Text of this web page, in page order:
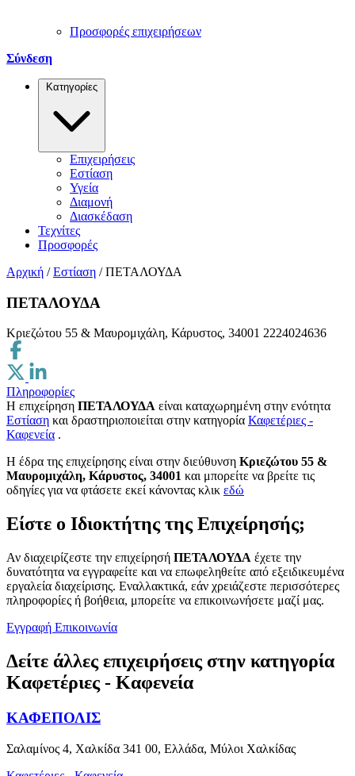
Προσφορές επιχειρήσεων
Σύνδεση
Κατηγορίες
Επιχειρήσεις
Εστίαση
Υγεία
Διαμονή
Διασκέδαση
Τεχνίτες
Προσφορές
Αρχική / Εστίαση / ΠΕΤΑΛΟΥΔΑ
ΠΕΤΑΛΟΥΔΑ
Κριεζώτου 55 & Μαυρομιχάλη, Κάρυστος, 34001 2224024636
Πληροφορίες
Η επιχείρηση ΠΕΤΑΛΟΥΔΑ είναι καταχωρημένη στην ενότητα
Εστίαση και δραστηριοποιείται στην κατηγορία Καφετέριες -
Καφενεία .
H έδρα της επιχείρησης είναι στην διεύθυνση Κριεζώτου 55 &
Μαυρομιχάλη, Κάρυστος, 34001 και μπορείτε να βρείτε τις
οδηγίες για να φτάσετε εκεί κάνοντας κλικ εδώ
Είστε ο Ιδιοκτήτης της Επιχείρησής;
Αν διαχειρίζεστε την επιχείρησή ΠΕΤΑΛΟΥΔΑ έχετε την
δυνατότητα να εγγραφείτε και να επωφεληθείτε από εξειδικευμένα
εργαλεία διαχείρισης. Εναλλακτικά, εάν χρειάζεστε περισσότερες
πληροφορίες ή βοήθεια, μπορείτε να επικοινωνήσετε μαζί μας.
Εγγραφή Επικοινωνία
Δείτε άλλες επιχειρήσεις στην κατηγορία
Καφετέριες - Καφενεία
ΚΑΦΕΠΟΛΙΣ
Σαλαμίνος 4, Χαλκίδα 341 00, Ελλάδα, Μύλοι Χαλκίδας